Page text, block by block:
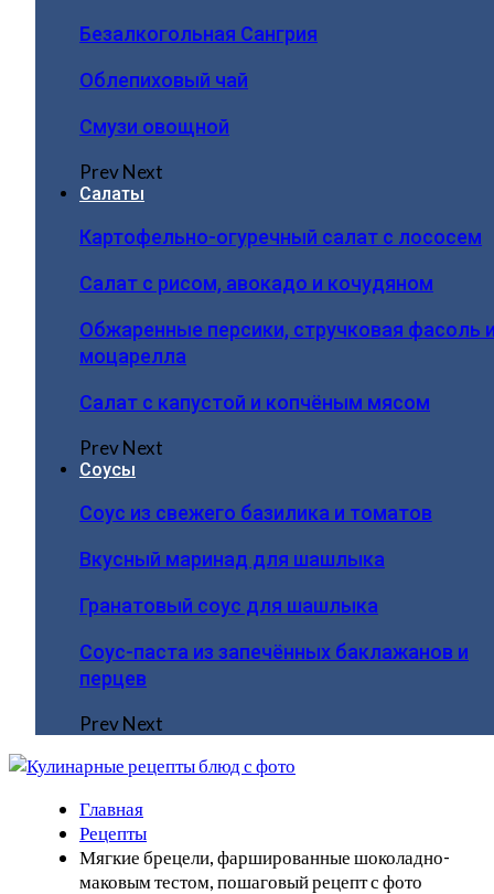
Безалкогольная Сангрия
Облепиховый чай
Смузи овощной
PrevNext
Салаты
Картофельно-огуречный салат с лососем
Салат с рисом, авокадо и кочудяном
Обжаренные персики, стручковая фасоль
моцарелла
Салат с капустой и копчёным мясом
PrevNext
Соусы
Соус из свежего базилика и томатов
Вкусный маринад для шашлыка
Гранатовый соус для шашлыка
Соус-паста из запечённых баклажанов и
перцев
PrevNext
Главная
Рецепты
Мягкие брецели, фаршированные шоколадно-
маковым тестом, пошаговый рецепт с фото